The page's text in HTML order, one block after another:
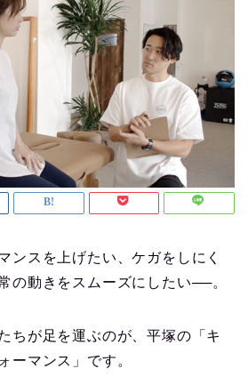
ンスを上げたい、ケガをしにく
の動きをスムーズにしたい──。
ちが足を運ぶのが、平塚の「キ
ーマンス」です。